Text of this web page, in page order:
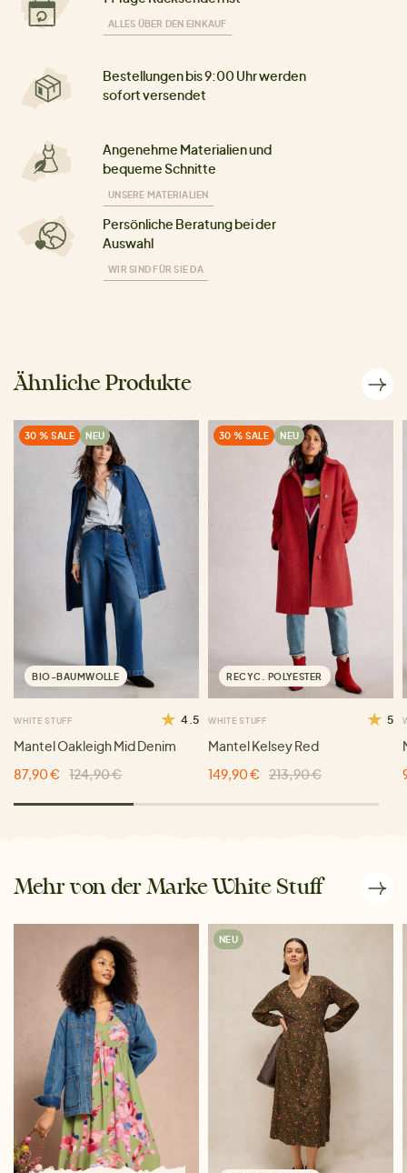
ALLES ÜBER DEN EINKAUF
Bestellungen bis 9:00 Uhr werden
sofort versendet
Angenehme Materialien und
bequeme Schnitte
UNSERE MATERIALIEN
Persönliche Beratung bei der
Auswahl
WIR SIND FÜR SIE DA
Ähnliche Produkte
30 % SALE NEU
BIO-BAUMWOLLE
WHITE STUFF 4.5
Mantel Oakleigh Mid Denim
87,90 €
124,90 €
30 % SALE NEU
RECYC. POLYESTER
WHITE STUFF 5
Mantel Kelsey Red
149,90 €
213,90 €
Mehr von der Marke White Stuff
NEU